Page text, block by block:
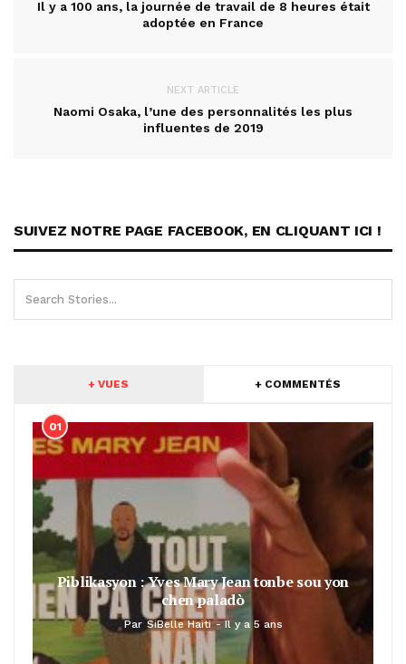
Il y a 100 ans, la journée de travail de 8 heures était
adoptée en France
NEXT ARTICLE
Naomi Osaka, l’une des personnalités les plus
influentes de 2019
SUIVEZ NOTRE PAGE FACEBOOK, EN CLIQUANT ICI !
+ VUES + COMMENTÉS
01
Piblikasyon : Yves Mary Jean tonbe sou yon
chen paladò
Par SiBelle Haiti Il y a 5 ans